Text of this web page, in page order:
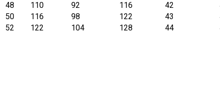
48
110 92 116 42
50
116 98 122 43
52
122 104 128 44